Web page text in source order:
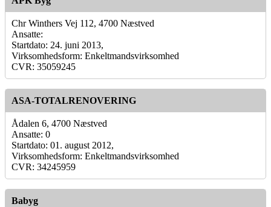
Chr Winthers Vej 112, 4700 Næstved
Ansatte:
Startdato: 24. juni 2013,
Virksomhedsform: Enkeltmandsvirksomhed
CVR: 35059245
ASA-TOTALRENOVERING
Ådalen 6, 4700 Næstved
Ansatte: 0
Startdato: 01. august 2012,
Virksomhedsform: Enkeltmandsvirksomhed
CVR: 34245959
Babyg